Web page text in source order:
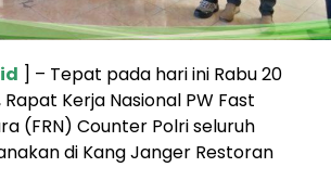
] – Tepat pada hari ini Rabu 20
Kerja Nasional PW Fast
(FRN) Counter Polri seluruh
di Kang Janger Restoran